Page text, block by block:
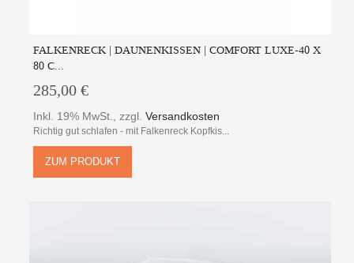
FALKENRECK | DAUNENKISSEN | COMFORT LUXE-40 X
80 C...
285,00 €
Inkl. 19% MwSt. ,zzgl.Versandkosten
Richtig gut schlafen - mit Falkenreck Kopfkis...
ZUM PRODUKT